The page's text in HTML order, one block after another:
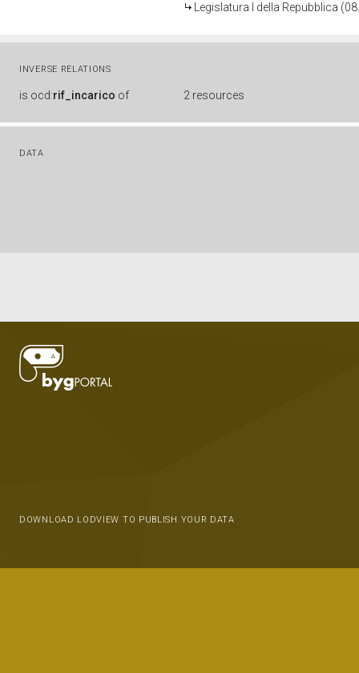
Legislatura I della Repubblica
INVERSE RELATIONS
is ocd:rif_incarico of 2 resources
DATA
DOWNLOAD LODVIEW TO PUBLISH YOUR DATA